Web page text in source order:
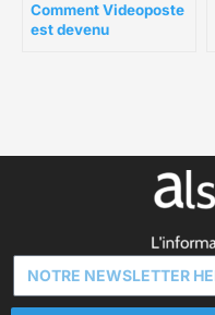
Comment Videoposte
est devenu